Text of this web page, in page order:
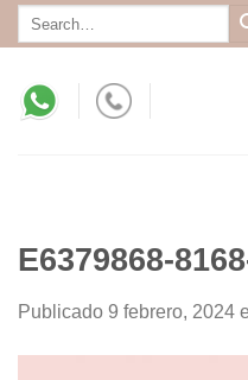
Skip
to
Search
E6379868-
Publicado 9 febrero, 2024